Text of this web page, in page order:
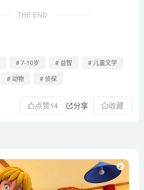
THE END
# 7-10岁 # 益智
# 儿童文学
# 动物 # 侦探
点赞14 分享 收藏